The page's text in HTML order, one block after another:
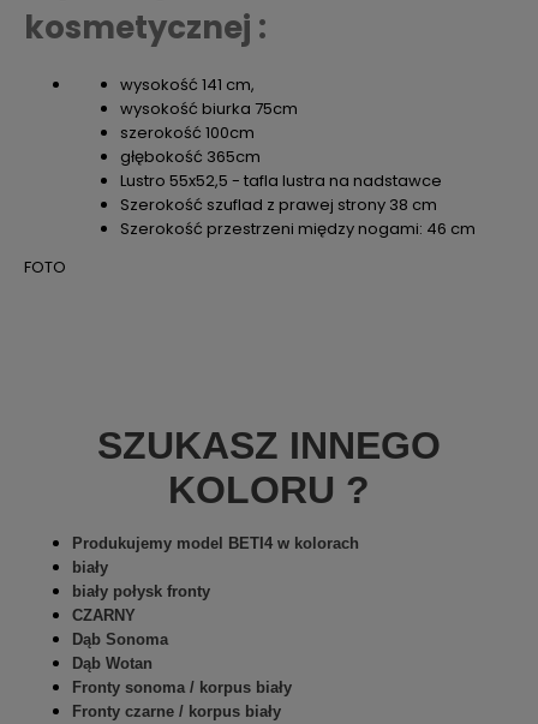
kosmetycznej :
wysokość 141 cm,
wysokość biurka 75cm
szerokość 100cm
głębokość 365cm
Lustro 55x52,5 - tafla lustra na nadstawce
Szerokość szuflad z prawej strony 38 cm
Szerokość przestrzeni między nogami: 46 cm
FOTO
SZUKASZ INNEGO
KOLORU ?
Produkujemy model BETI4 w kolorach
biały
biały połysk fronty
CZARNY
Dąb Sonoma
Dąb Wotan
Fronty sonoma / korpus biały
Fronty czarne / korpus biały